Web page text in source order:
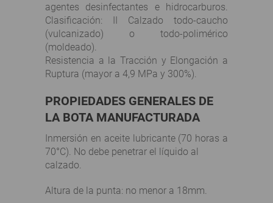
agentes desinfectantes e hidrocarburos.
Clasificación: II Calzado todo-caucho
(vulcanizado) o todo-polimérico
(moldeado).
Resistencia a la Tracción y Elongación a
Ruptura (mayor a 4,9 MPa y 300%).
PROPIEDADES GENERALES DE
LA BOTA MANUFACTURADA
Inmersión en aceite lubricante (70 horas a
70°C). No debe penetrar el líquido al
calzado.
Altura de la punta: no menor a 18mm.